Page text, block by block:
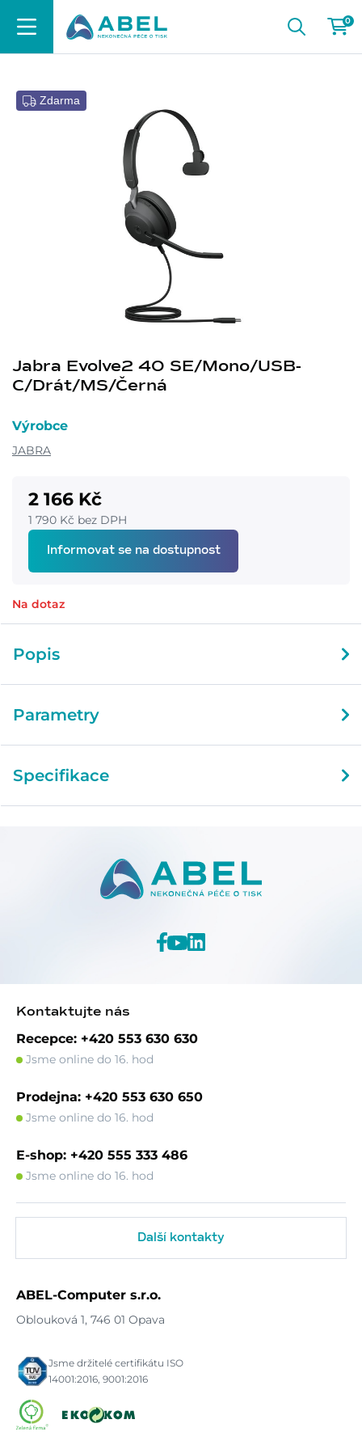
0
Zdarma
Jabra Evolve2 40 SE/Mono/USB-
C/Drát/MS/Černá
Výrobce
JABRA
2 166 Kč
1 790 Kč bez DPH
Informovat se na dostupnost
Na dotaz
Popis
Parametry
Specifikace
Kontaktujte nás
Recepce: +420 553 630 630
Jsme online do 16. hod
Prodejna: +420 553 630 650
Jsme online do 16. hod
E-shop: +420 555 333 486
Jsme online do 16. hod
Další kontakty
ABEL-Computer s.r.o.
Oblouková 1, 746 01 Opava
Jsme držitelé certifikátu ISO
14001:2016, 9001:2016